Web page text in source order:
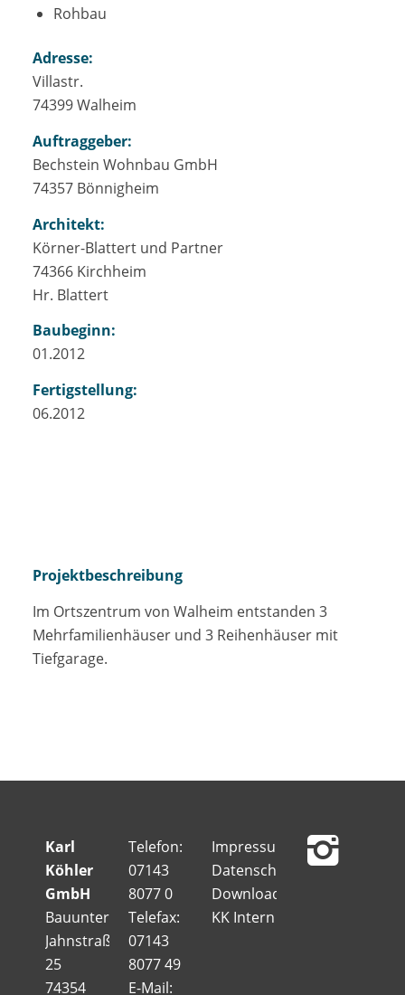
Rohbau
Adresse:
Villastr.
74399 Walheim
Auftraggeber:
Bechstein Wohnbau GmbH
74357 Bönnigheim
Architekt:
Körner-Blattert und Partner
74366 Kirchheim
Hr. Blattert
Baubeginn:
01.2012
Fertigstellung:
06.2012
Projektbeschreibung
Im Ortszentrum von Walheim entstanden 3
Mehrfamilienhäuser und 3 Reihenhäuser mit
Tiefgarage.
Karl
Köhler
GmbH
Bauunternehmung
Jahnstraße
25
74354
Telefon:
07143
8077 0
Telefax:
07143
8077 49
E-Mail:
Impressum
Datenschutz
Downloads
KK Intern